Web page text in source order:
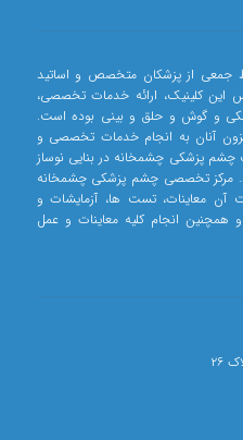
شهر در سال ۱۳۸۰ توسط جمعی از پزشکان متخصص و اساتید
این کلینیک، ارائه خدمات تخصصی،
و گوش و حلق و بینی بوده است.
آنان به انجام خدمات تخصصی و
پزشکی چشمخانه در بنایی نوساز
۱۳۹۵ افتتاح گردید. مرکز تخصصی چشم پزشکی چشمخانه
آن معاینات، تست ها، آزمایشات و
انجام کلیه معاینات و عمل